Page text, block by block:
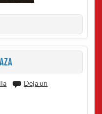
Deja un